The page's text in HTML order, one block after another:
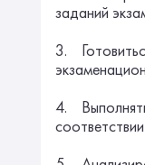
заданий
3.
4.